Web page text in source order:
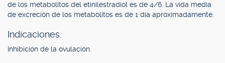
de los metabolitos del etinilestradiol es de 4/6. La vida media
de excreción de los metabolitos es de 1 día aproximadamente.
Indicaciones.
Inhibición de la ovulación.